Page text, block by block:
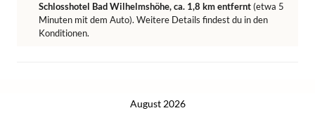
Schlosshotel Bad Wilhelmshöhe, ca. 1,8 km entfernt (etwa 5
Minuten mit dem Auto). Weitere Details findest du in den
Konditionen.
August 2026